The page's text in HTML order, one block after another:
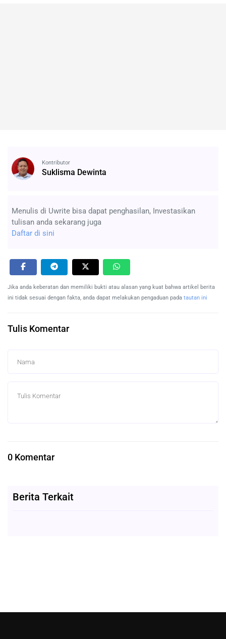
Kontributor
Suklisma Dewinta
Menulis di Uwrite bisa dapat penghasilan, Investasikan
tulisan anda sekarang juga
Daftar di sini
Jika anda keberatan dan memiliki bukti atau alasan yang kuat bahwa artikel berita
ini tidak sesuai dengan fakta, anda dapat melakukan pengaduan pada tautan ini
Tulis Komentar
0 Komentar
Berita Terkait